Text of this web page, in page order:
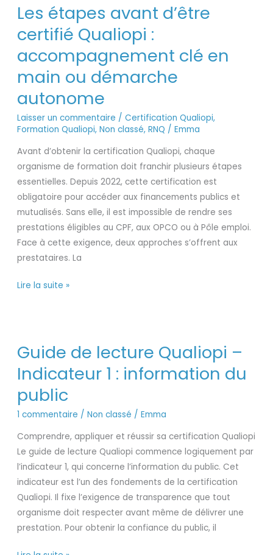
Les étapes avant d’être
certifié Qualiopi :
accompagnement clé en
main ou démarche
autonome
Laisser un commentaire / Certification Qualiopi,
Formation Qualiopi, Non classé, RNQ / Emma
Avant d’obtenir la certification Qualiopi, chaque
organisme de formation doit franchir plusieurs étapes
essentielles. Depuis 2022, cette certification est
obligatoire pour accéder aux financements publics et
mutualisés. Sans elle, il est impossible de rendre ses
prestations éligibles au CPF, aux OPCO ou à Pôle emploi.
Face à cette exigence, deux approches s’offrent aux
prestataires. La
étapes
d’être
certifié
Qualiopi
accompagnement
clé
en
main
ou
démarche
autonome
Lire la suite »
Guide de lecture Qualiopi –
Indicateur 1 : information du
public
1 commentaire / Non classé / Emma
Comprendre, appliquer et réussir sa certification Qualiopi
Le guide de lecture Qualiopi commence logiquement par
l’indicateur 1, qui concerne l’information du public. Cet
indicateur est l’un des fondements de la certification
Qualiopi. Il fixe l’exigence de transparence que tout
organisme doit respecter avant même de délivrer une
prestation. Pour obtenir la confiance du public, il
de
lecture
Qualiopi
–
Indicateur
information
du
public